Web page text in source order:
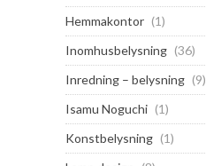
Hemmakontor (1)
Inomhusbelysning (36)
Inredning – belysning (9)
Isamu Noguchi (1)
Konstbelysning (1)